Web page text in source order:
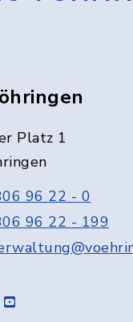
Platz 1
96 22 - 0
96 22 - 199
youtube